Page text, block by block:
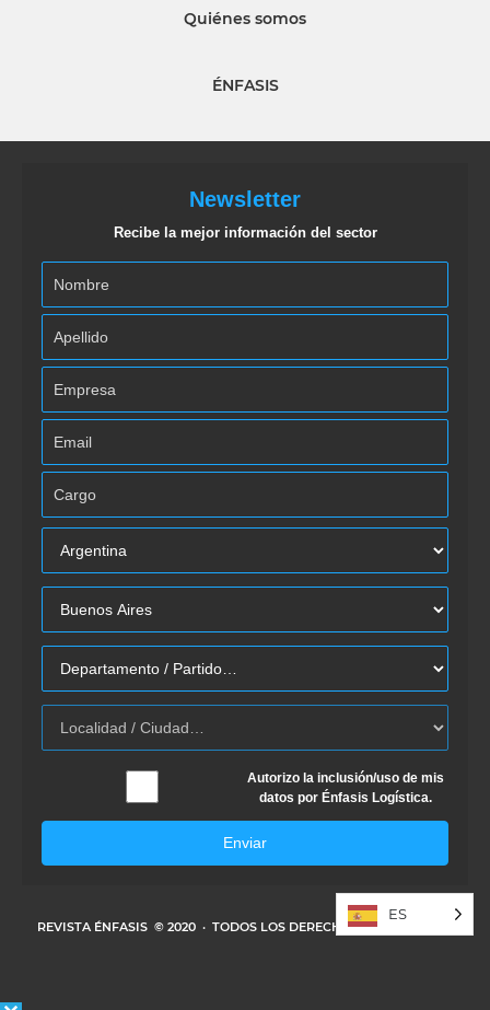
Quiénes somos
ÉNFASIS
Newsletter
Recibe la mejor información del sector
Autorizo la inclusión/uso de mis
datos por Énfasis Logística.
Enviar
REVISTA ÉNFASIS © 2020 · TODOS LOS DERECHOS RESERVADOS
ES